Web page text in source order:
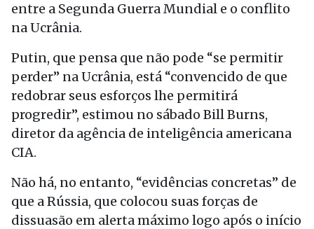
entre a Segunda Guerra Mundial e o conflito
na Ucrânia.
Putin, que pensa que não pode “se permitir
perder” na Ucrânia, está “convencido de que
redobrar seus esforços lhe permitirá
progredir”, estimou no sábado Bill Burns,
diretor da agência de inteligência americana
CIA.
Não há, no entanto, “evidências concretas” de
que a Rússia, que colocou suas forças de
dissuasão em alerta máximo logo após o início